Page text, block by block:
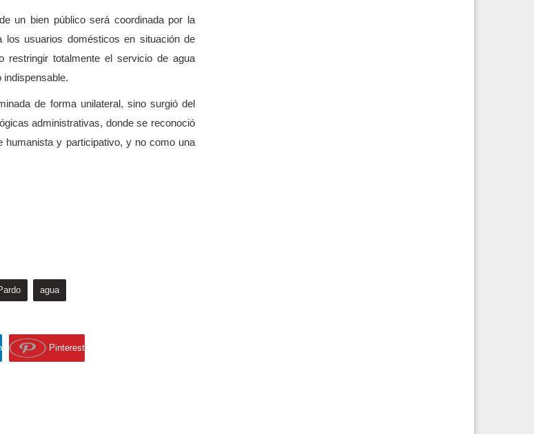
un bien público será coordinada por la
los usuarios domésticos en situación de
restringir totalmente el servicio de agua
indispensable.
de forma unilateral, sino surgió del
administrativas, donde se reconoció
humanista y participativo, y no como una
agua
Pinterest